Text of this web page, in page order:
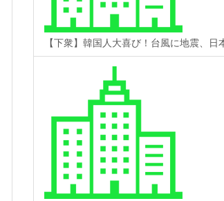
【下衆】韓国人大喜び！台風に地震、日